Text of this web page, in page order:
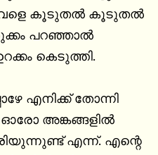
അവളെ കൂടുതൽ കൂടുതൽ
പറഞ്ഞാൽ
കെടുത്തി.
എനിക്ക് തോന്നി
ഓരോ അങ്കങ്ങളിൽ
എന്ന്. എന്റെ